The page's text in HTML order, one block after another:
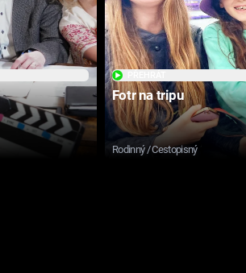
Fotr na tripu
Rodinný / Cestopisný